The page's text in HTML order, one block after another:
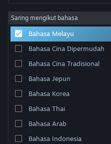
Tentang
Sokongan
Ubah bahasa
Dapatkan Steam Mobile App
Lihat laman web desktop
Saring mengikut bahasa
Bahasa Melayu
Bahasa Cina Dipermudah
Bahasa Cina Tradisional
Bahasa Jepun
Bahasa Korea
Bahasa Thai
Bahasa Arab
Bahasa Indonesia
Susun mengikut Perkaitan
0 hasil sepadan dengan carian
berdasarkan pilihan anda.